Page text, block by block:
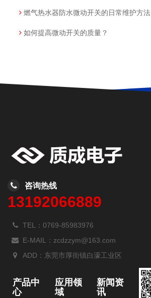
燃气热水器防水微动开关的日常维护方法
如何提高微动开关的质量？
咨询热线
13192066889
TEL：0769-85983976
E-MAIL：zcdzzym@163.com
ADD：东莞市厚街镇白濠工业区
产品中
心
应用领
域
新闻资
讯